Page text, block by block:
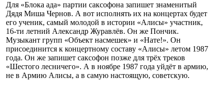
Для «Блока ада» партии саксофона запишет знаменитый
Дядя Миша Чернов. А вот исполнять их на концертах будет
его ученик, самый молодой в истории «Алисы» участник,
16-ти летний Александр Журавлёв. Он же Пончик.
Музыкант групп «Объект насмешек» и «Нате!». Он
присоединится к концертному составу «Алисы» летом 1987
года. Он же запишет саксофон позже для трёх треков
«Шестого лесничего». А в ноябре 1987 года уйдёт в армию,
не в Армию Алисы, а в самую настоящую, советскую.